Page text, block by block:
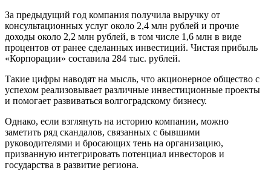
За предыдущий год компания получила выручку от
консультационных услуг около 2,4 млн рублей и прочие
доходы около 2,2 млн рублей, в том числе 1,6 млн в виде
процентов от ранее сделанных инвестиций. Чистая прибыль
«Корпорации» составила 284 тыс. рублей.
Такие цифры наводят на мысль, что акционерное общество с
успехом реализовывает различные инвестиционные проекты
и помогает развиваться волгоградскому бизнесу.
Однако, если взглянуть на историю компании, можно
заметить ряд скандалов, связанных с бывшими
руководителями и бросающих тень на организацию,
призванную интегрировать потенциал инвесторов и
государства в развитие региона.